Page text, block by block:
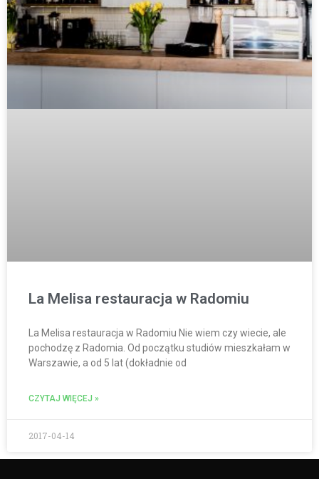
La Melisa restauracja w Radomiu
La Melisa restauracja w Radomiu Nie wiem czy wiecie, ale
pochodzę z Radomia. Od początku studiów mieszkałam w
Warszawie, a od 5 lat (dokładnie od
CZYTAJ WIĘCEJ »
2017-04-14